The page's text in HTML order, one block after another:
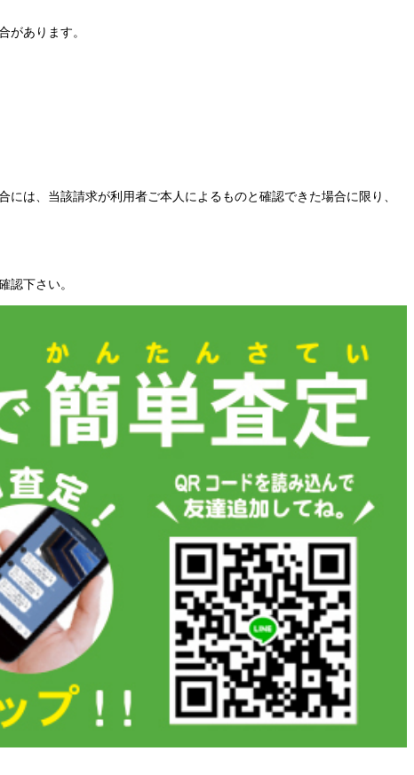
があります。
は、当該請求が利用者ご本人によるものと確認できた場合に限り、
認下さい。